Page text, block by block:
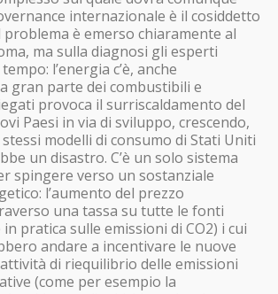
internazionale è il cosiddetto
problema è emerso chiaramente al
ma sulla diagnosi gli esperti
l’energia c’è, anche
gran parte dei combustibili e
provoca il surriscaldamento del
Paesi in via di sviluppo, crescendo,
modelli di consumo di Stati Uniti
un disastro. C’è un solo sistema
spingere verso un sostanziale
l’aumento del prezzo
una tassa su tutte le fonti
pratica sulle emissioni di CO2) i cui
andare a incentivare le nuove
di riequilibrio delle emissioni
(come per esempio la